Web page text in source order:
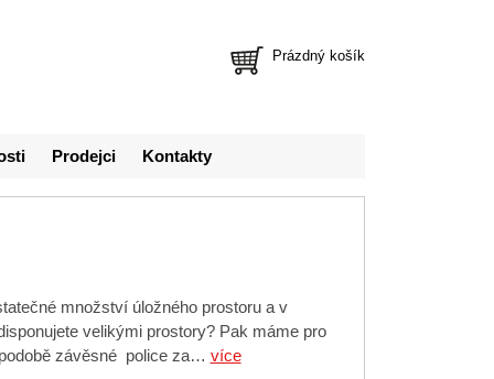
Prázdný košík
Prodejci Kontakty
množství úložného prostoru a v
velikými prostory? Pak máme pro
závěsné police za… více